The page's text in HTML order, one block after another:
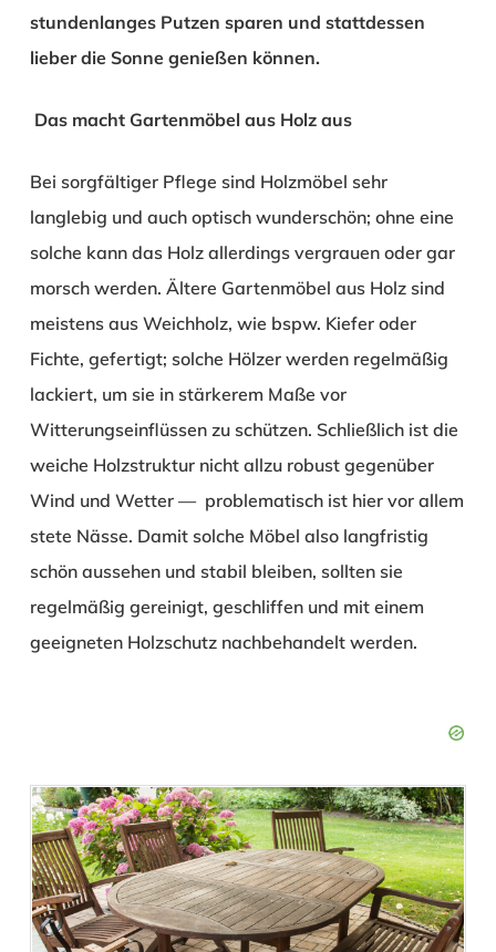
stundenlanges Putzen sparen und stattdessen
lieber die Sonne genießen können.
Das macht Gartenmöbel aus Holz aus
Bei sorgfältiger Pflege sind Holzmöbel sehr
langlebig und auch optisch wunderschön; ohne eine
solche kann das Holz allerdings vergrauen oder gar
morsch werden. Ältere Gartenmöbel aus Holz sind
meistens aus Weichholz, wie bspw. Kiefer oder
Fichte, gefertigt; solche Hölzer werden regelmäßig
lackiert, um sie in stärkerem Maße vor
Witterungseinflüssen zu schützen. Schließlich ist die
weiche Holzstruktur nicht allzu robust gegenüber
Wind und Wetter — problematisch ist hier vor allem
stete Nässe. Damit solche Möbel also langfristig
schön aussehen und stabil bleiben, sollten sie
regelmäßig gereinigt, geschliffen und mit einem
geeigneten Holzschutz nachbehandelt werden.